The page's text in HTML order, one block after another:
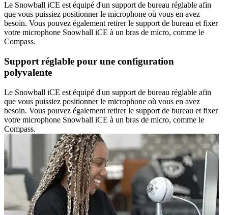
Le Snowball iCE est équipé d'un support de bureau réglable afin
que vous puissiez positionner le microphone où vous en avez
besoin. Vous pouvez également retirer le support de bureau et fixer
votre microphone Snowball iCE à un bras de micro, comme le
Compass.
Support réglable pour une configuration
polyvalente
Le Snowball iCE est équipé d'un support de bureau réglable afin
que vous puissiez positionner le microphone où vous en avez
besoin. Vous pouvez également retirer le support de bureau et fixer
votre microphone Snowball iCE à un bras de micro, comme le
Compass.